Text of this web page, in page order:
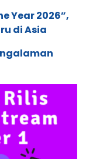
Year 2026”,
di Asia